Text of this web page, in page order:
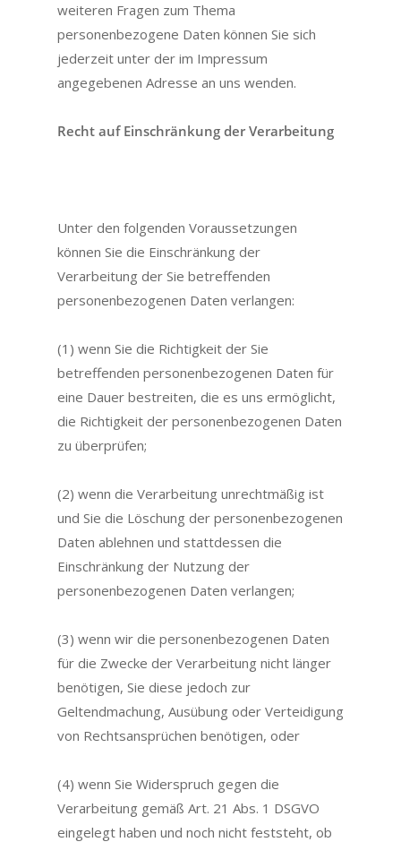
weiteren Fragen zum Thema
personenbezogene Daten können Sie sich
jederzeit unter der im Impressum
angegebenen Adresse an uns wenden.
Recht auf Einschränkung der Verarbeitung
Unter den folgenden Voraussetzungen
können Sie die Einschränkung der
Verarbeitung der Sie betreffenden
personenbezogenen Daten verlangen:
(1) wenn Sie die Richtigkeit der Sie
betreffenden personenbezogenen Daten für
eine Dauer bestreiten, die es uns ermöglicht,
die Richtigkeit der personenbezogenen Daten
zu überprüfen;
(2) wenn die Verarbeitung unrechtmäßig ist
und Sie die Löschung der personenbezogenen
Daten ablehnen und stattdessen die
Einschränkung der Nutzung der
personenbezogenen Daten verlangen;
(3) wenn wir die personenbezogenen Daten
für die Zwecke der Verarbeitung nicht länger
benötigen, Sie diese jedoch zur
Geltendmachung, Ausübung oder Verteidigung
von Rechtsansprüchen benötigen, oder
(4) wenn Sie Widerspruch gegen die
Verarbeitung gemäß Art. 21 Abs. 1 DSGVO
eingelegt haben und noch nicht feststeht, ob